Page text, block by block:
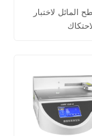
المائل لاختبار